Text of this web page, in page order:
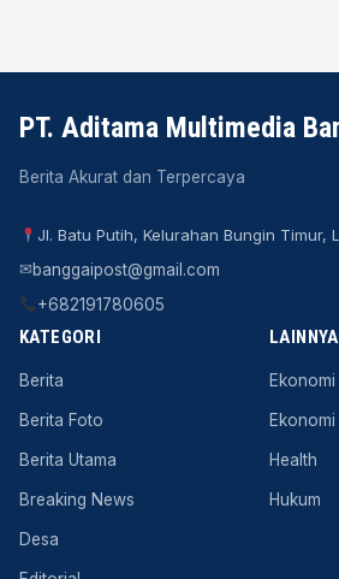
PT. Aditama Multimedia
Berita Akurat dan Terpercaya
Jl. Batu Putih, Kelurahan Bungin Timur,
✉banggaipost@gmail.com
+682191780605
KATEGORI
Berita
Berita Foto
Berita Utama
Breaking News
Desa
LAINNYA
Ekonomi
Health
Hukum